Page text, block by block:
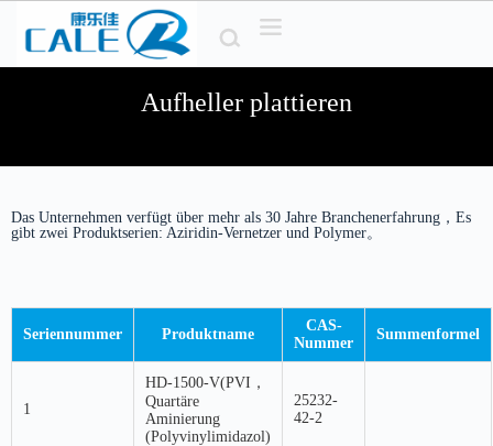
p
r
n
Aufheller plattieren
Das Unternehmen verfügt über mehr als 30 Jahre Branchenerfahrung，Es
gibt zwei Produktserien: Aziridin-Vernetzer und Polymer。
Seriennummer Produktname
CAS-
Nummer
Summenformel
1
HD-1500-V(PVI，
Quartäre
Aminierung
(Polyvinylimidazol)
25232-
42-2